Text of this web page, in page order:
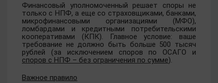
Финансовый уполномоченный решает споры не
только с НПФ, а еще со страховщиками, банками,
микрофинансовыми организациями (МФО),
ломбардами и кредитными потребительскими
кооперативами (КПК). Главное условие: ваше
требование не должно быть больше 500 тысяч
рублей (за исключением споров по ОСАГО и
споров с НПФ – без ограничения по сумме).
Важное правило